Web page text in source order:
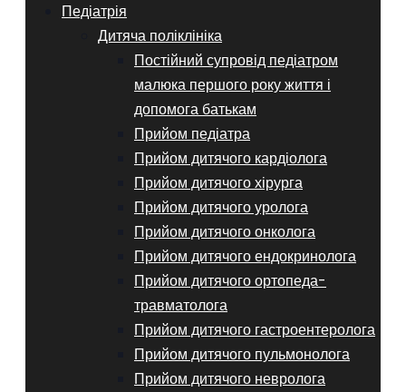
Педіатрія
Дитяча поліклініка
Постійний супровід педіатром
малюка першого року життя і
допомога батькам
Прийом педіатра
Прийом дитячого кардіолога
Прийом дитячого хірурга
Прийом дитячого уролога
Прийом дитячого онколога
Прийом дитячого ендокринолога
Прийом дитячого ортопеда-
травматолога
Прийом дитячого гастроентеролога
Прийом дитячого пульмонолога
Прийом дитячого невролога